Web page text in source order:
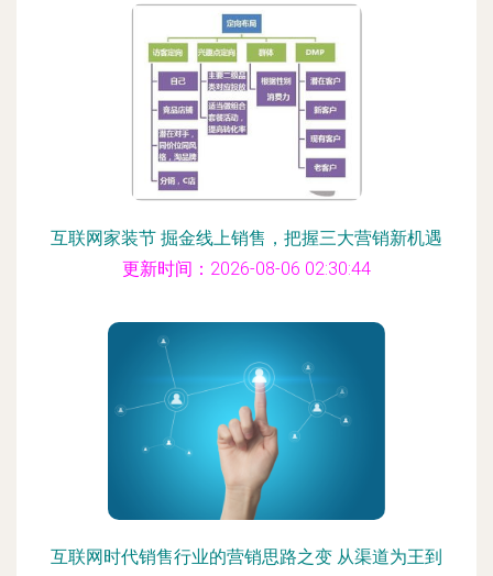
互联网家装节 掘金线上销售，把握三大营销新机遇
更新时间：2026-08-06 02:30:44
互联网时代销售行业的营销思路之变 从渠道为王到